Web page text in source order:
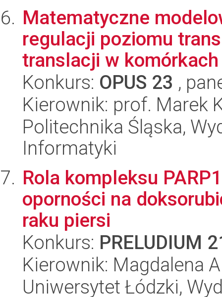
Matematyczne
regulacji poziomu
translacji w
Konkurs: OPUS 23 ,
Kierownik: prof. Marek
Politechnika Śląska,
Informatyki
Rola kompleksu
oporności na
raku piersi
Konkurs: PRELUDIUM
Kierownik: Magdalena
Uniwersytet Łódzki,